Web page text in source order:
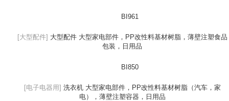
BI961
[大型配件] 大型配件 大型家电部件，PP改性料基材树脂，薄壁注塑食品
包装，日用品
BI850
[电子电器用] 洗衣机 大型家电部件，PP改性料基材树脂（汽车，家
电），薄壁注塑容器，日用品